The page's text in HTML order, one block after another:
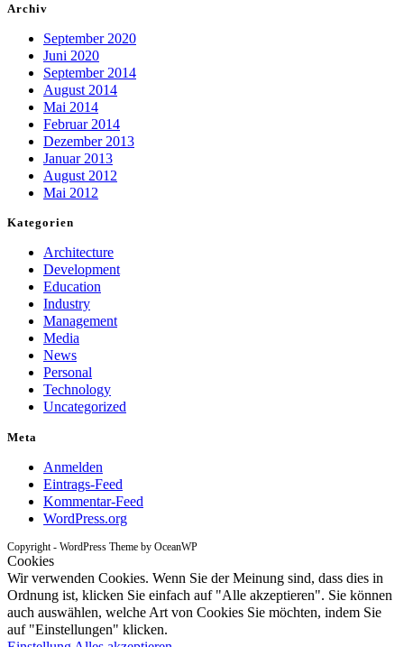
Archiv
September 2020
Juni 2020
September 2014
August 2014
Mai 2014
Februar 2014
Dezember 2013
Januar 2013
August 2012
Mai 2012
Kategorien
Architecture
Development
Education
Industry
Management
Media
News
Personal
Technology
Uncategorized
Meta
Anmelden
Eintrags-Feed
Kommentar-Feed
WordPress.org
Copyright - WordPress Theme by OceanWP
Cookies
Wir verwenden Cookies. Wenn Sie der Meinung sind, dass dies in
Ordnung ist, klicken Sie einfach auf "Alle akzeptieren". Sie können
auch auswählen, welche Art von Cookies Sie möchten, indem Sie
auf "Einstellungen" klicken.